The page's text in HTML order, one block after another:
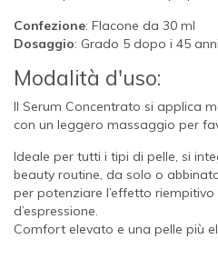
Confezione: Flacone da 30 ml
Dosaggio: Grado 5 dopo i 45 anni
Modalità d'uso:
Il Serum Concentrato si applica
con un leggero massaggio per
Ideale per tutti i tipi di pelle, si
beauty routine, da solo o
per potenziare l’effetto riempitivo
d’espressione.
Comfort elevato e una pelle più